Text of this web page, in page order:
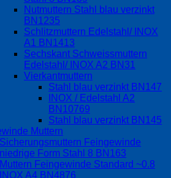
Nutmuttern Stahl blau verzinkt
BN1235
Schlitzmuttern Edelstahl/ INOX
A1 BN1413
Sechskant Schweissmuttern
Edelstahl/ INOX A2 BN31
Vierkantmuttern
Stahl blau verzinkt BN147
INOX / Edelstahl A2
BN10769
Stahl blau verzinkt BN145
Muttern
Sicherungsmuttern Feingewinde
niedrige Form Stahl 8 BN163
Muttern Feingewinde Standard ~0.8
INOX A4 BN4876